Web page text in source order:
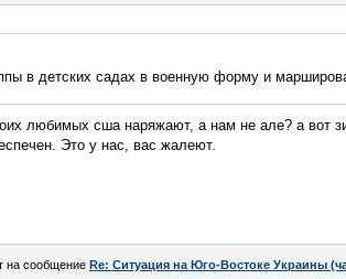
в детских садах в военную форму и
любимых сша наряжают, а нам не але? а вот
Это у нас, вас жалеют.
на сообщение Re: Ситуация на Юго-Востоке Украины